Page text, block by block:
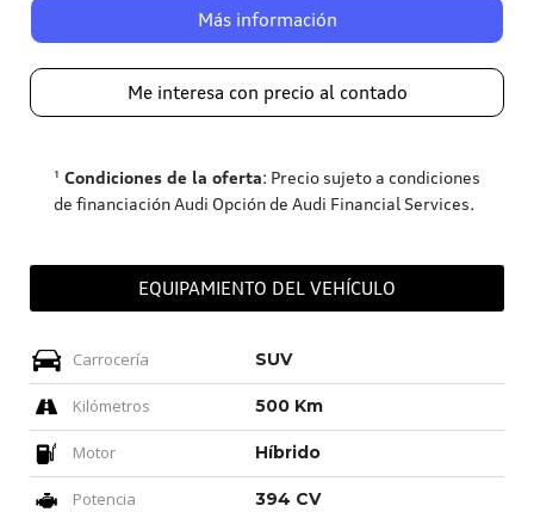
Más información
Me interesa con precio al contado
¹ Condiciones de la oferta: Precio sujeto a condiciones
de financiación Audi Opción de Audi Financial Services.
EQUIPAMIENTO DEL VEHÍCULO
Carrocería SUV
Kilómetros 500 Km
Motor Híbrido
Potencia 394 CV